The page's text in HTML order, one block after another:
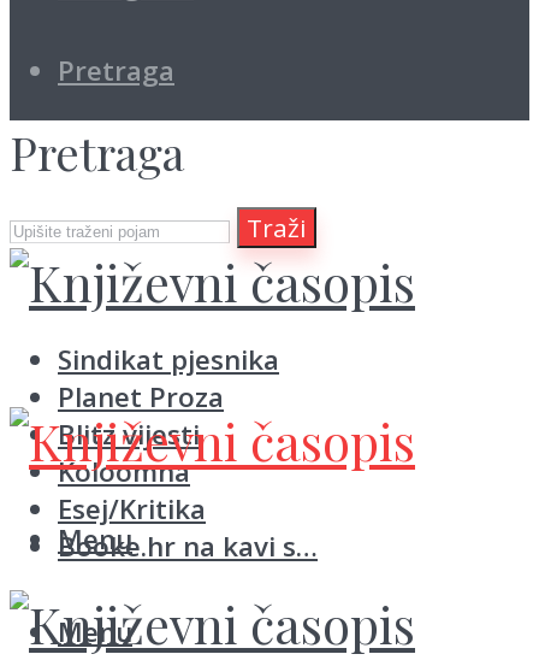
Pretraga
Pretraga
Traži
Sindikat pjesnika
Planet Proza
Blitz vijesti
Koloomna
Esej/Kritika
Booke.hr na kavi s…
Menu
Menu